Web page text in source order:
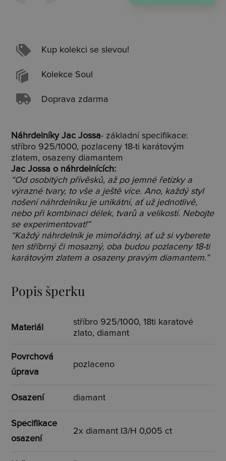
Kup kolekci se slevou!
Kolekce Soul
Doprava zdarma
Náhrdelníky Jac Jossa- základní specifikace:
stříbro 925/1000, pozlaceny 18-ti karátovým
zlatem, osazeny diamantem
Jac Jossa o náhrdelnících:
“Od osobitých přívěsků, až po jemné řetízky a
výrazné tvary, to vše a ještě více. Ano, každý styl
nošení náhrdelníku je unikátní, ať už jednotlivě,
nebo při kombinaci délek, tvarů a velikostí. Nebojte
se experimentovat!”
“Každý náhrdelník je mimořádný, ať už si vyberete
ten stříbrný či mosazný, oba budou pozlaceny 18-ti
karátovým zlatem a osazeny pravým diamantem.”
Popis šperku
Materiál
stříbro 925/1000, 18ti karatové
zlato, diamant
Povrchová
úprava
pozlaceno
Osazení diamant
Specifikace
osazení
2x diamant I3/H 0,005 ct